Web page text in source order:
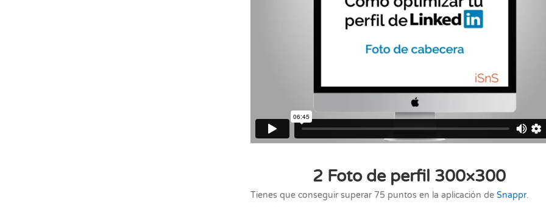
2 Foto de perfil 300×300
Tienes que conseguir superar 75 puntos en la aplicación deSnappr.